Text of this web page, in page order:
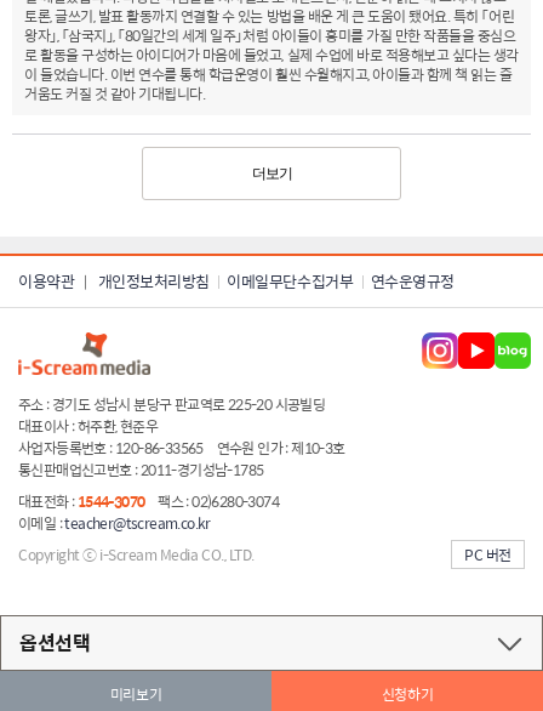
옵션선택
고전읽기로 1년 학급운영 쉽게 끝내기
미리보기 신청하기
토론, 글쓰기, 발표 활동까지 연결할 수 있는 방법을 배운 게 큰 도움이 됐어요. 특히 「어린
왕자」, 「삼국지」, 「80일간의 세계 일주」처럼 아이들이 흥미를 가질 만한 작품들을 중심으
로 활동을 구성하는 아이디어가 마음에 들었고, 실제 수업에 바로 적용해보고 싶다는 생각
이 들었습니다. 이번 연수를 통해 학급운영이 훨씬 수월해지고, 아이들과 함께 책 읽는 즐
거움도 커질 것 같아 기대됩니다.
더보기
이용약관 | 개인정보처리방침 이메일무단수집거부 연수운영규정
주소 : 경기도 성남시 분당구 판교역로 225-20 시공빌딩
대표이사 : 허주환, 현준우
사업자등록번호 : 120-86-33565
연수원 인가 : 제10-3호
통신판매업신고번호 : 2011-경기성남-1785
대표전화 :1544-3070 팩스 : 02)6280-3074
이메일 :teacher@tscream.co.kr
Copyright ⓒ i-Scream Media CO., LTD.
PC 버전